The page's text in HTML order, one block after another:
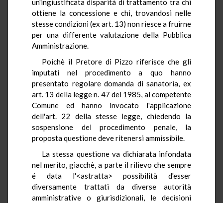
un'ingiustificata disparità di trattamento tra chi
ottiene la concessione e chi, trovandosi nelle
stesse condizioni (ex art. 13) non riesce a fruirne
per una differente valutazione della Pubblica
Amministrazione.
Poichè il Pretore di Pizzo riferisce che gli
imputati nel procedimento a quo hanno
presentato regolare domanda di sanatoria, ex
art. 13 della legge n. 47 del 1985, al competente
Comune ed hanno invocato l'applicazione
dell'art. 22 della stesse legge, chiedendo la
sospensione del procedimento penale, la
proposta questione deve ritenersi ammissibile.
La stessa questione va dichiarata infondata
nel merito, giacchè, a parte il rilievo che sempre
é data l'<astratta> possibilità d'esser
diversamente trattati da diverse autorità
amministrative o giurisdizionali, le decisioni